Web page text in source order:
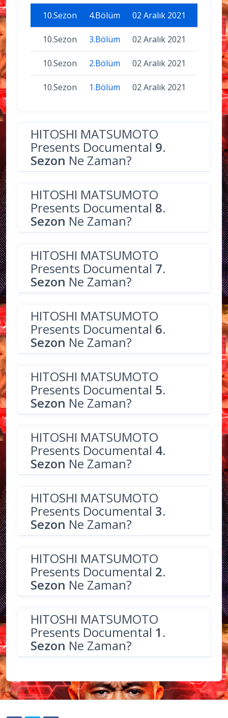
10.Sezon 4.Bölüm 02 Aralık 2021
10.Sezon 3.Bölüm 02 Aralık 2021
10.Sezon 2.Bölüm 02 Aralık 2021
10.Sezon 1.Bölüm 02 Aralık 2021
HITOSHI MATSUMOTO
Presents Documental 9.
Sezon Ne Zaman?
HITOSHI MATSUMOTO
Presents Documental 8.
Sezon Ne Zaman?
HITOSHI MATSUMOTO
Presents Documental 7.
Sezon Ne Zaman?
HITOSHI MATSUMOTO
Presents Documental 6.
Sezon Ne Zaman?
HITOSHI MATSUMOTO
Presents Documental 5.
Sezon Ne Zaman?
HITOSHI MATSUMOTO
Presents Documental 4.
Sezon Ne Zaman?
HITOSHI MATSUMOTO
Presents Documental 3.
Sezon Ne Zaman?
HITOSHI MATSUMOTO
Presents Documental 2.
Sezon Ne Zaman?
HITOSHI MATSUMOTO
Presents Documental 1.
Sezon Ne Zaman?